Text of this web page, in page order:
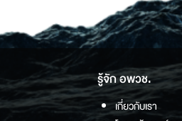
รู้จัก อพวช.
เกี่ยวกับเรา